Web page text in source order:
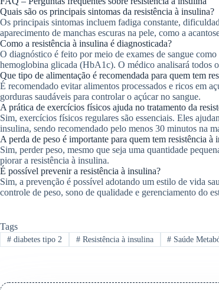
Quais são os principais sintomas da resistência à insulina?
Os principais sintomas incluem fadiga constante,
aparecimento de manchas escuras na pele, como a
Como a resistência à insulina é diagnosticada?
O diagnóstico é feito por meio de exames de sangue
hemoglobina glicada (HbA1c). O médico analisará todos
Que tipo de alimentação é recomendada para quem tem
É recomendado evitar alimentos processados e ricos em
gorduras saudáveis para controlar o açúcar no sangue.
A prática de exercícios físicos ajuda no tratamento da
Sim, exercícios físicos regulares são essenciais. Eles
insulina, sendo recomendado pelo menos 30 minutos na
A perda de peso é importante para quem tem resistência à
Sim, perder peso, mesmo que seja uma quantidade
piorar a resistência à insulina.
É possível prevenir a resistência à insulina?
Sim, a prevenção é possível adotando um estilo de vida
controle de peso, sono de qualidade e gerenciamento do
Tags
#diabetes tipo 2 #Resistência à insulina # Saúde